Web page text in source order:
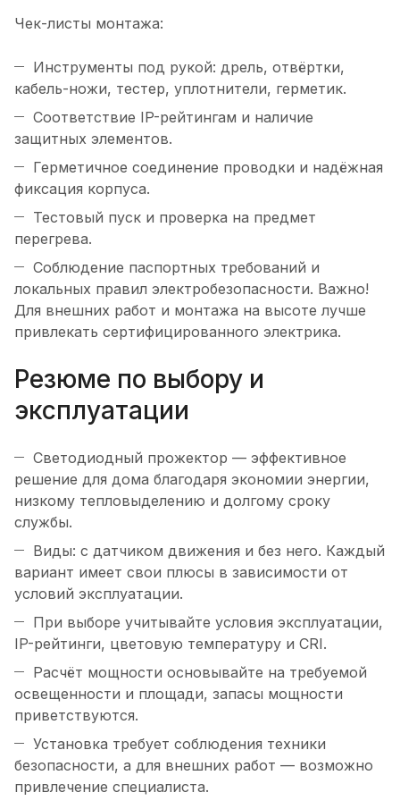
Чек-листы монтажа:
Инструменты под рукой: дрель, отвёртки,
кабель-ножи, тестер, уплотнители, герметик.
Соответствие IP-рейтингам и наличие
защитных элементов.
Герметичное соединение проводки и надёжная
фиксация корпуса.
Тестовый пуск и проверка на предмет
перегрева.
Соблюдение паспортных требований и
локальных правил электробезопасности. Важно!
Для внешних работ и монтажа на высоте лучше
привлекать сертифицированного электрика.
Резюме по выбору и
эксплуатации
Светодиодный прожектор — эффективное
решение для дома благодаря экономии энергии,
низкому тепловыделению и долгому сроку
службы.
Виды: с датчиком движения и без него. Каждый
вариант имеет свои плюсы в зависимости от
условий эксплуатации.
При выборе учитывайте условия эксплуатации,
IP-рейтинги, цветовую температуру и CRI.
Расчёт мощности основывайте на требуемой
освещенности и площади, запасы мощности
приветствуются.
Установка требует соблюдения техники
безопасности, а для внешних работ — возможно
привлечение специалиста.